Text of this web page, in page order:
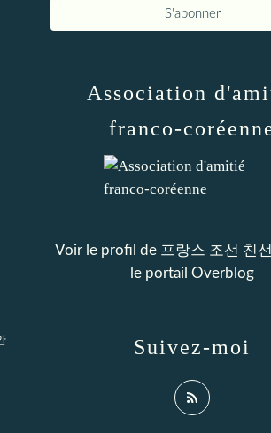
Association
franco-
Voir le profil de 프랑스 조선 친
le portail Overblog
Suivez-moi